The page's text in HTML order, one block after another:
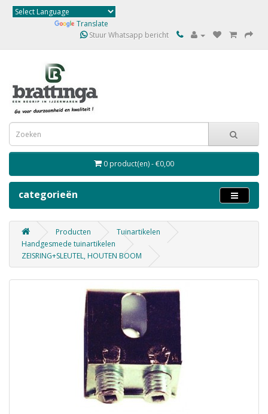
Translate
Stuur Whatsapp bericht
0 product(en) - €0,00
categorieën
Producten
Tuinartikelen
Handgesmede tuinartikelen
ZEISRING+SLEUTEL, HOUTEN BOOM